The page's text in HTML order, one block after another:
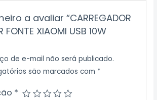
a avaliar “CARREGADOR
FONTE XIAOMI USB 10W
de e-mail não será publicado.
são marcados com *
*